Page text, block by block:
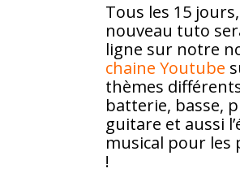
Tous les 15
nouveau tuto
ligne sur notre
chaine Youtube
thèmes
batterie, basse,
guitare et aussi
musical pour les
!